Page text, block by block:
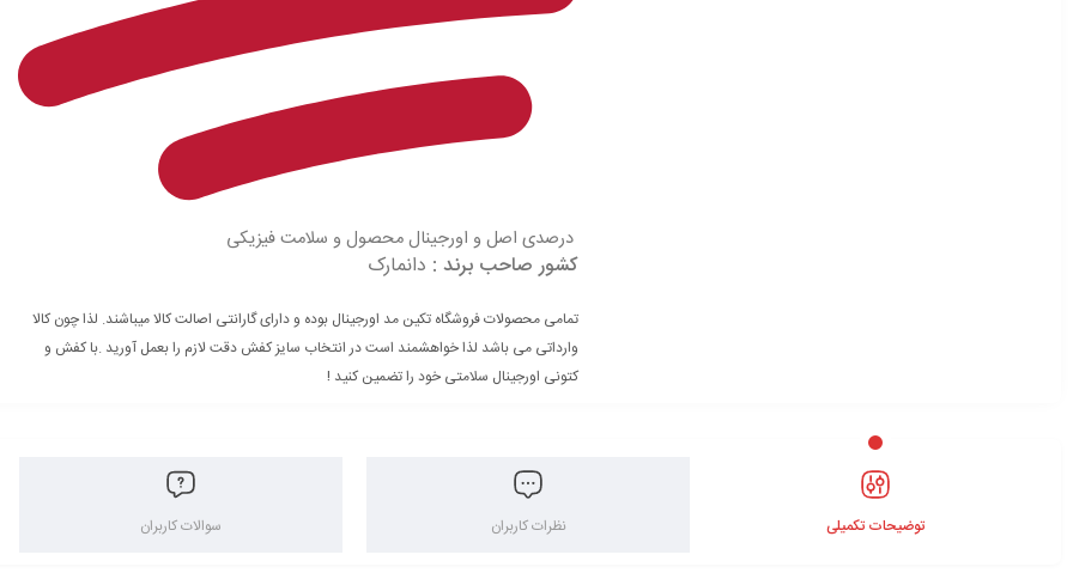
درصدی اصل و اورجینال محصول و سلامت فیزیکی
کشور صاحب برند : دانمارک
تمامی محصولات فروشگاه تکین مد اورجینال بوده و دارای گارانتی اصالت کالا میباشند. لذا چون کالا
وارداتی می باشد لذا خواهشمند است در انتخاب سایز کفش دقت لازم را بعمل آورید .با کفش و
کتونی اورجینال سلامتی خود را تضمین کنید !
توضیحات تکمیلی نظرات کاربران سوالات کاربران